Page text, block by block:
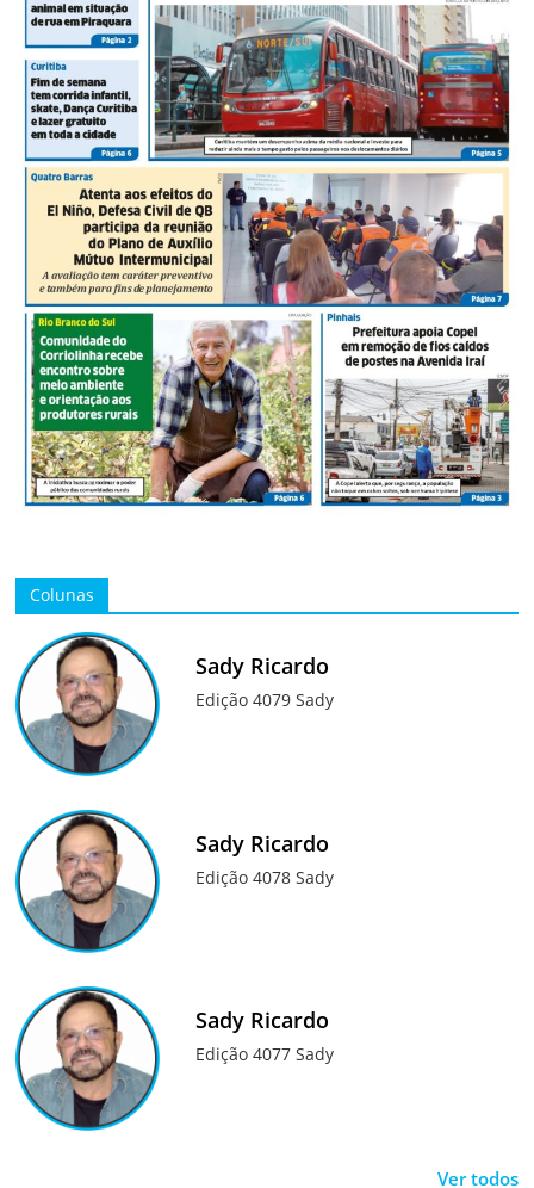
Colunas
Sady Ricardo
Edição 4079 Sady
Sady Ricardo
Edição 4078 Sady
Sady Ricardo
Edição 4077 Sady
Ver todos